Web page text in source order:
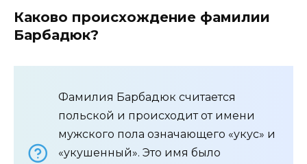
Каково происхождение фамилии
Барбадюк?
Фамилия Барбадюк считается
польской и происходит от имени
мужского пола означающего «укус» и
«укушенный». Это имя было